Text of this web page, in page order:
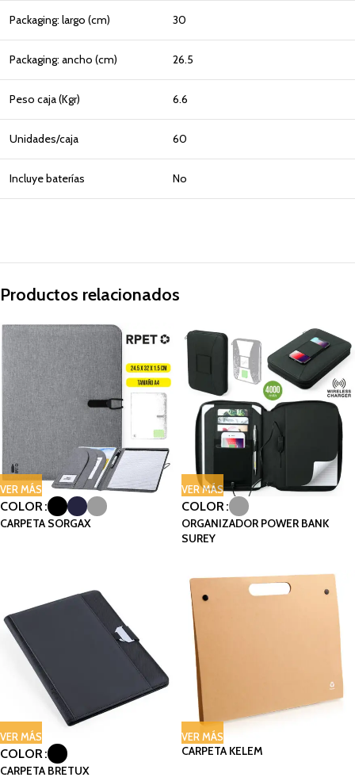
Packaging: largo (cm) 30
Packaging: ancho (cm) 26.5
Peso caja (Kgr) 6.6
Unidades/caja 60
Incluye baterías No
Productos relacionados
VER MÁS
COLOR
CARPETA SORGAX
VER MÁS
COLOR
ORGANIZADOR POWER BANK
SUREY
VER MÁS
COLOR
CARPETA BRETUX
VER MÁS
CARPETA KELEM